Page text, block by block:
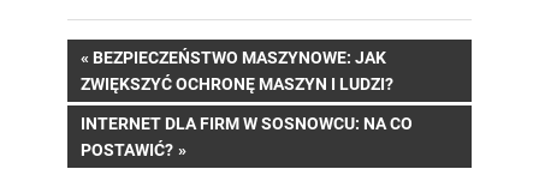
Nawigacja
wpisu
PREVIOUS
POST:
BEZPIECZEŃSTWO MASZYNOWE: JAK
ZWIĘKSZYĆ OCHRONĘ MASZYN I LUDZI?
NEXT
POST:
INTERNET DLA FIRM W SOSNOWCU: NA CO
POSTAWIĆ?